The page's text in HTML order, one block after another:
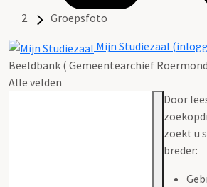
Groepsfoto
Mijn Studiezaal
Beeldbank ( Gemeentearchief
Alle velden
Door
zoekt u
breder: